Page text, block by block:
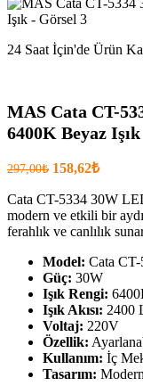
24 Saat İçin'de Ürün
MAS Cata CT-
6400K Beyaz Işık
297,00₺ Orijinal
297,00₺.
158,62₺Şu
fiyat:
.
Cata CT-5334 30W
modern ve etkili bir
ferahlık ve canlılık
Model: Cata
Güç: 30W
Işık Rengi:
Işık Akısı: 2400
Voltaj: 220V
Özellik:
Kullanım: İç
Tasarım: